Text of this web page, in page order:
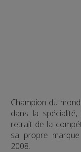
Champion du
dans la
retrait de la
sa propre
2008.